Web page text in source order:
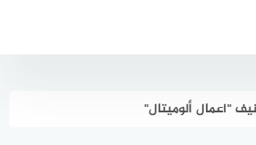
"اعمال ألوميتال"